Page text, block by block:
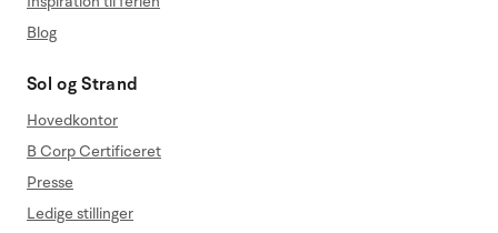
Blog
Sol og Strand
Hovedkontor
B Corp Certificeret
Presse
Ledige stillinger